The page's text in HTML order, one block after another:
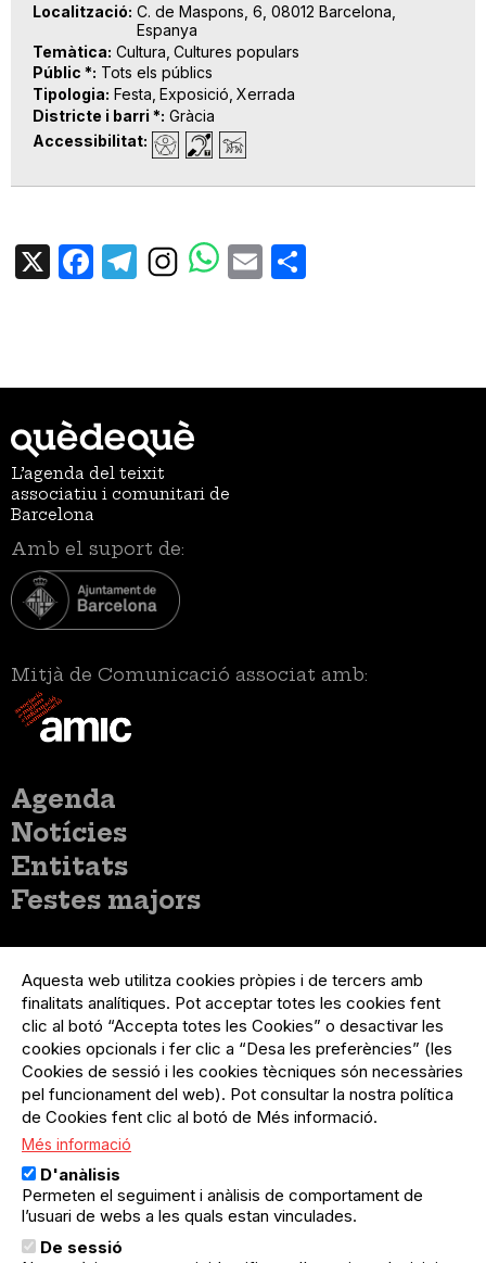
Localització C. de Maspons, 6, 08012 Barcelona,
Espanya
Temàtica Cultura Cultures populars
Públic * Tots els públics
Tipologia Festa Exposició Xerrada
Districte i barri * Gràcia
Accessibilitat
X Facebook
TelegramEmail
L’agenda del teixit
associatiu i comunitari de
Barcelona
Amb el suport de:
Mitjà de Comunicació associat amb:
Menú
principal
Agenda
Notícies
Entitats
Festes majors
del
compte
d'usuari
Menú
usuari
no
loggat
Registre organització
Menú
Peu
Sobre el projecte
Preguntes freqüents
Contacte
Menú
Legal
Política de privacitat
Avís legal
Política de cookies
El Quèdequè no es fa responsable de les activitats
Aquesta web utilitza cookies pròpies i de tercers amb
finalitats analítiques. Pot acceptar totes les cookies fent
clic al botó “Accepta totes les Cookies” o desactivar les
cookies opcionals i fer clic a “Desa les preferències” (les
Cookies de sessió i les cookies tècniques són necessàries
pel funcionament del web). Pot consultar la nostra política
de Cookies fent clic al botó de Més informació.
Més informació
D'anàlisis
Permeten el seguiment i anàlisis de comportament de
l’usuari de webs a les quals estan vinculades.
De sessió